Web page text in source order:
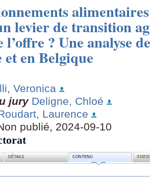
levier de transition
l’offre ? Une analyse
en Belgique
Veronica
jury Deligne, Chloé
Laurence
publié, 2024-09-10
DÉTAILS CONTENU